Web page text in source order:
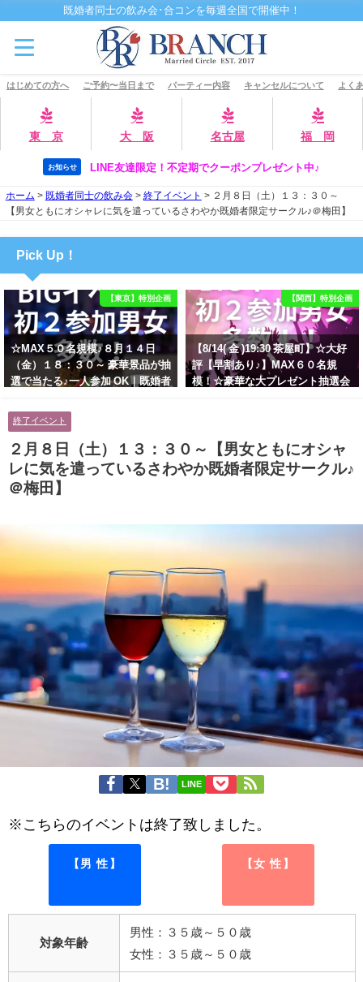
既婚者同士の飲み会･合コンを毎週全国で開催中！
はじめての方へ ご予約〜当日まで パーティー内容 キャンセルについて よく
東 京 大 阪 名古屋 福 岡
お知らせ LINE友達限定！不定期でクーポンプレゼント中♪
ホーム > 既婚者同士の飲み会> 終了イベント > ２月８日（土）１３：３０～
【男女ともにオシャレに気を遣っているさわやか既婚者限定サークル♪＠梅田】
Pick Up！
【東京】特別企画
☆MAX５０名規模♪８月１４日
（金）１８：３０～ 豪華景品が抽
選で当たる♪一人参加 OK｜既婚者
に余裕のある健康的なオシャレ男
性と美容好きで優しさのある大人
女性の既婚者限定ビッグパーティ
ー♪＠池袋】
【関西】特別企画
【8/14( 金 )19:30 茶屋町】☆大好
評【早割あり♪】MAX６０名規
模！☆豪華な大プレゼント抽選会
ティー♪＠茶屋町】
終了イベント
２月８日（土）１３：３０～【男女ともにオシャ
レに気を遣っているさわやか既婚者限定サークル♪
＠梅田】
LINE
※こちらのイベントは終了致しました。
【男 性】 【女 性】
対象年齢
男性：３５歳～５０歳
女性：３５歳～５０歳